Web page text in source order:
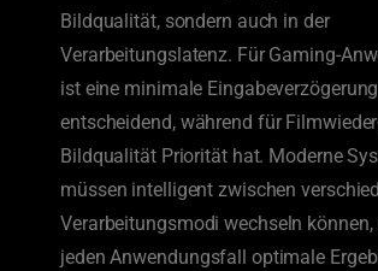
Bildqualität, sondern auch in der
Verarbeitungslatenz. Für Gaming-
ist eine minimale Eingabeverzögerung
entscheidend, während für
Bildqualität Priorität hat. Moderne
müssen intelligent zwischen
Verarbeitungsmodi wechseln
jeden Anwendungsfall optimale